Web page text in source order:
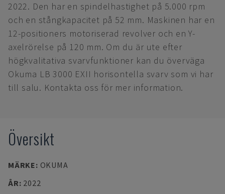
2022. Den har en spindelhastighet på 5.000 rpm
och en stångkapacitet på 52 mm. Maskinen har en
12-positioners motoriserad revolver och en Y-
axelrörelse på 120 mm. Om du är ute efter
högkvalitativa svarvfunktioner kan du överväga
Okuma LB 3000 EXII horisontella svarv som vi har
till salu. Kontakta oss för mer information.
Översikt
MÄRKE: OKUMA
ÅR: 2022